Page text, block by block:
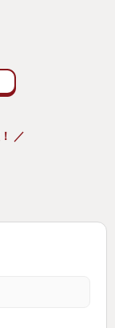
ってシーズン
行うものの、
まプレイして
、一日でTVゲ
ても)おおよそ
ね、12月12
け、2位ジャイ
／